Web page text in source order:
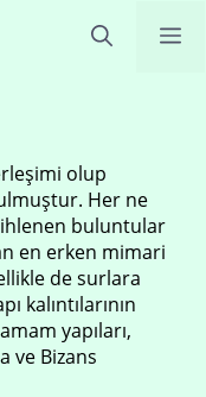
olup
Her ne
buluntular
en erken mimari
de surlara
kalıntılarının
yapıları,
ve Bizans